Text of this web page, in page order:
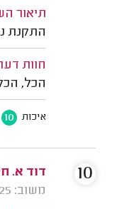
תיאור
התקנת
חוות
הכל,
איכות 10
דוד א.
משוב: 25/08/2025
10